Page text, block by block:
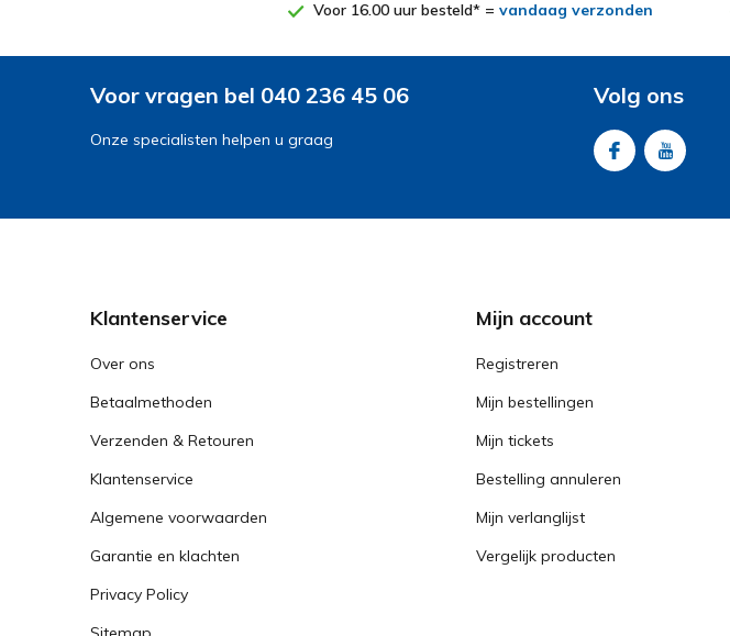
Voor 16.00 uur besteld* = vandaag verzonden
Voor vragen bel 040 236 45 06
Onze specialisten helpen u graag
Volg ons
Klantenservice
Over ons
Betaalmethoden
Verzenden & Retouren
Klantenservice
Algemene voorwaarden
Garantie en klachten
Privacy Policy
Mijn account
Registreren
Mijn bestellingen
Mijn tickets
Bestelling annuleren
Mijn verlanglijst
Vergelijk producten